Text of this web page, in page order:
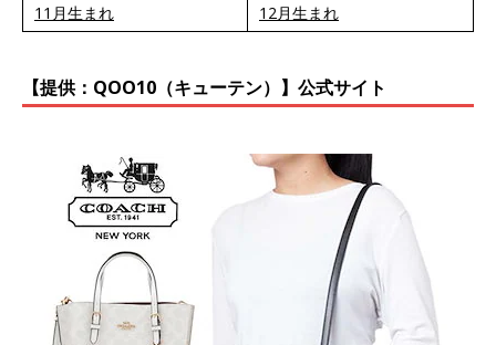
11月生まれ
12月生まれ
【提供：QOO10（キューテン）】公式サイト